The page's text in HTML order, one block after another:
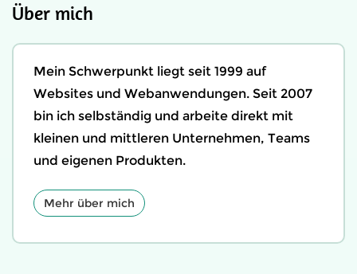
Über mich
Mein Schwerpunkt liegt seit 1999 auf
Websites und Webanwendungen. Seit 2007
bin ich selbständig und arbeite direkt mit
kleinen und mittleren Unternehmen, Teams
und eigenen Produkten.
Mehr über mich